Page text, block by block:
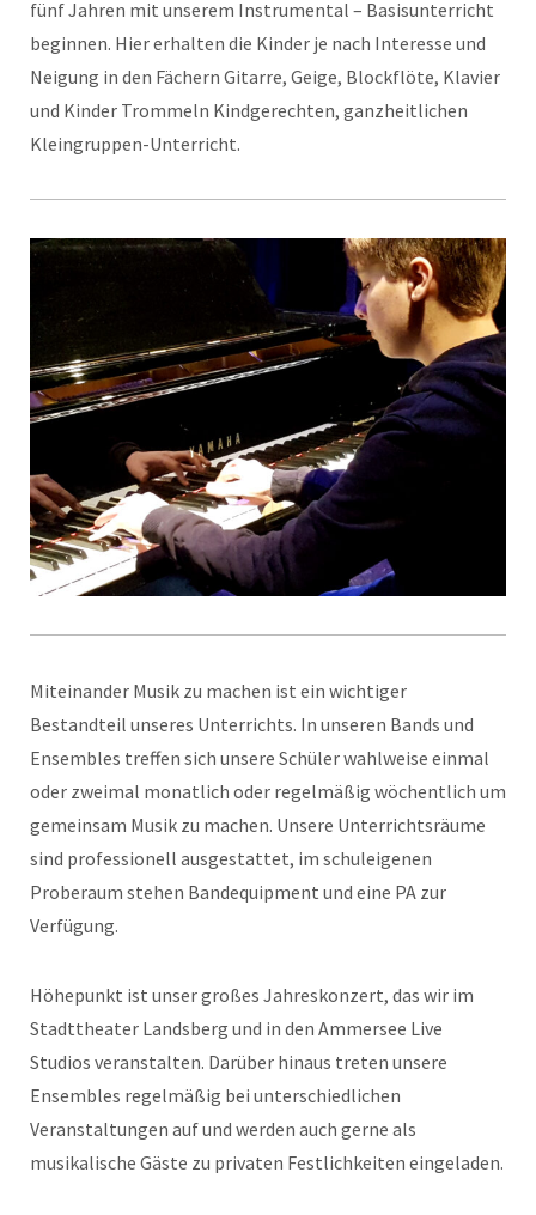
fünf Jahren mit unserem Instrumental – Basisunterricht
beginnen. Hier erhalten die Kinder je nach Interesse und
Neigung in den Fächern Gitarre, Geige, Blockflöte, Klavier
und Kinder Trommeln Kindgerechten, ganzheitlichen
Kleingruppen-Unterricht.
Miteinander Musik zu machen ist ein wichtiger
Bestandteil unseres Unterrichts. In unseren Bands und
Ensembles treffen sich unsere Schüler wahlweise einmal
oder zweimal monatlich oder regelmäßig wöchentlich um
gemeinsam Musik zu machen. Unsere Unterrichtsräume
sind professionell ausgestattet, im schuleigenen
Proberaum stehen Bandequipment und eine PA zur
Verfügung.
Höhepunkt ist unser großes Jahreskonzert, das wir im
Stadttheater Landsberg und in den Ammersee Live
Studios veranstalten. Darüber hinaus treten unsere
Ensembles regelmäßig bei unterschiedlichen
Veranstaltungen auf und werden auch gerne als
musikalische Gäste zu privaten Festlichkeiten eingeladen.